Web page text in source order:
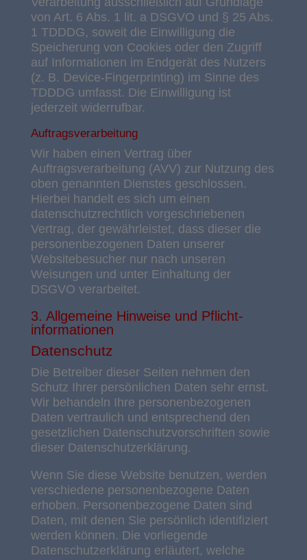
von Art. 6 Abs. 1 lit. a DSGVO und § 25 Abs.
1 TDDDG, soweit die Einwilligung die
Speicherung von Cookies oder den Zugriff
auf Informationen im Endgerät des Nutzers
(z. B. Device-Fingerprinting) im Sinne des
TDDDG umfasst. Die Einwilligung ist
jederzeit widerrufbar.
Auftragsverarbeitung
Wir haben einen Vertrag über
Auftragsverarbeitung (AVV) zur Nutzung des
oben genannten Dienstes geschlossen.
Hierbei handelt es sich um einen
datenschutzrechtlich vorgeschriebenen
Vertrag, der gewährleistet, dass dieser die
personenbezogenen Daten unserer
Websitebesucher nur nach unseren
Weisungen und unter Einhaltung der
DSGVO verarbeitet.
3. Allgemeine Hinweise und Pflicht­
informationen
Datenschutz
Die Betreiber dieser Seiten nehmen den
Schutz Ihrer persönlichen Daten sehr ernst.
Wir behandeln Ihre personenbezogenen
Daten vertraulich und entsprechend den
gesetzlichen Datenschutzvorschriften sowie
dieser Datenschutzerklärung.
Wenn Sie diese Website benutzen, werden
verschiedene personenbezogene Daten
erhoben. Personenbezogene Daten sind
Daten, mit denen Sie persönlich identifiziert
werden können. Die vorliegende
Datenschutzerklärung erläutert, welche